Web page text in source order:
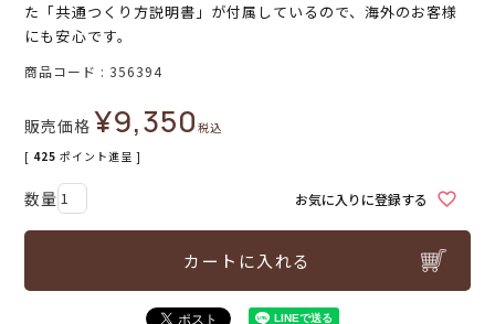
た「共通つくり方説明書」が付属しているので、海外のお客様
にも安心です。
商品コード 356394
販売価格 ¥9,350税込
[ 425 ポイント進呈 ]
お気に入りに登録する
カートに入れる